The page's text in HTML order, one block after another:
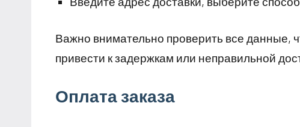
Важно внимательно проверить все данные,
привести к задержкам или неправильной
Оплата заказа